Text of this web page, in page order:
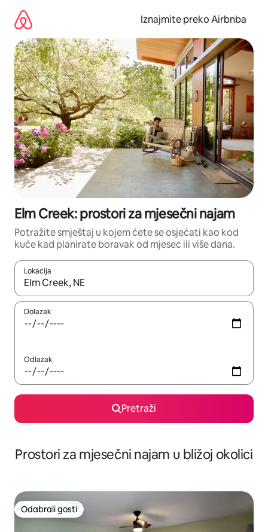
sadržaj
Iznajmite preko Airbnba
Elm Creek: prostori za mjesečni najam
Potražite smještaj u kojem ćete se osjećati kao kod
kuće kad planirate boravak od mjesec ili više dana.
Lokacija
Kada budu dostupni rezultati, moći ćete ih pregledati
Dolazak
Odlazak
Pretraži
Prostori za mjesečni najam u bližoj okolici
Odabrali gosti
Odabrali gosti